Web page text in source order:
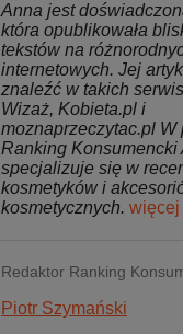
Anna jest
która opublikowała
tekstów na
internetowych. Jej
znaleźć w takich
Wizaż, Kobieta.pl i
moznaprzeczytac.pl W
Ranking Konsumencki
specjalizuje się w
kosmetyków i
kosmetycznych. więcej
Redaktor Ranking
Piotr Szymański